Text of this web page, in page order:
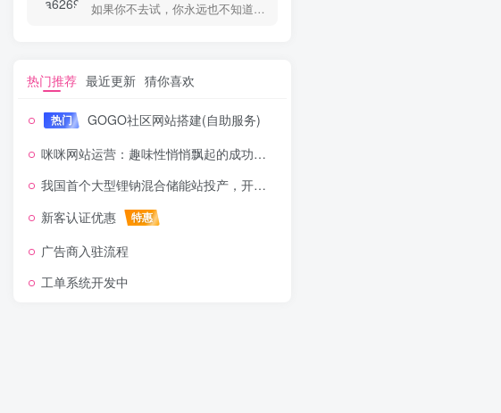
如果你不去试，你永远也不知道结果，所以去试试吧
热门推荐 最近更新 猜你喜欢
热门
GOGO社区网站搭建(自助服务)
咪咪网站运营：趣味性悄悄飘起的成功风头
我国首个大型锂钠混合储能站投产，开启储能新时代
新客认证优惠
特惠
广告商入驻流程
工单系统开发中